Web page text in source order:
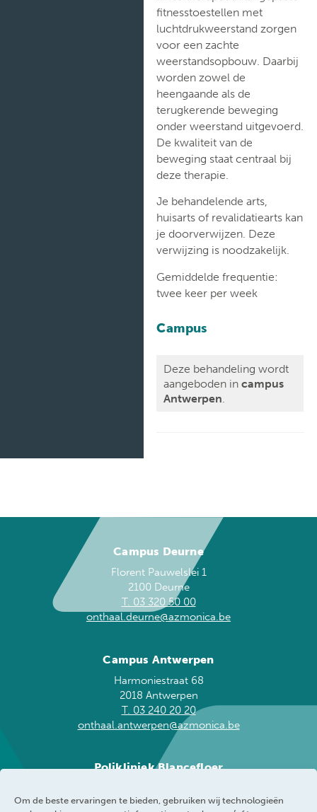
Om de beste ervaringen te bieden, gebruiken wij technologieën
fitnesstoestellen met
luchtdrukweerstand zorgen
voor een zachte
weerstandsopbouw. Daarbij
worden zowel de
heengaande als de
terugkerende beweging
onder weerstand uitgevoerd.
De kwaliteit van de
beweging staat centraal bij
deze therapie.
Je behandelende arts,
huisarts of revalidatiearts kan
je doorverwijzen. Deze
verwijzing is noodzakelijk.
Gemiddelde frequentie:
twee keer per week
Campus
Deze behandeling wordt
aangeboden in campus
Antwerpen.
Campus Deurne
Florent Pauwelslei 1
2100 Deurne
T. 03 320 50 00
onthaal.deurne@azmonica.be
Campus Antwerpen
Harmoniestraat 68
2018 Antwerpen
T. 03 240 20 20
onthaal.antwerpen@azmonica.be
Polikliniek Blancefloer
2050 Antwerpen